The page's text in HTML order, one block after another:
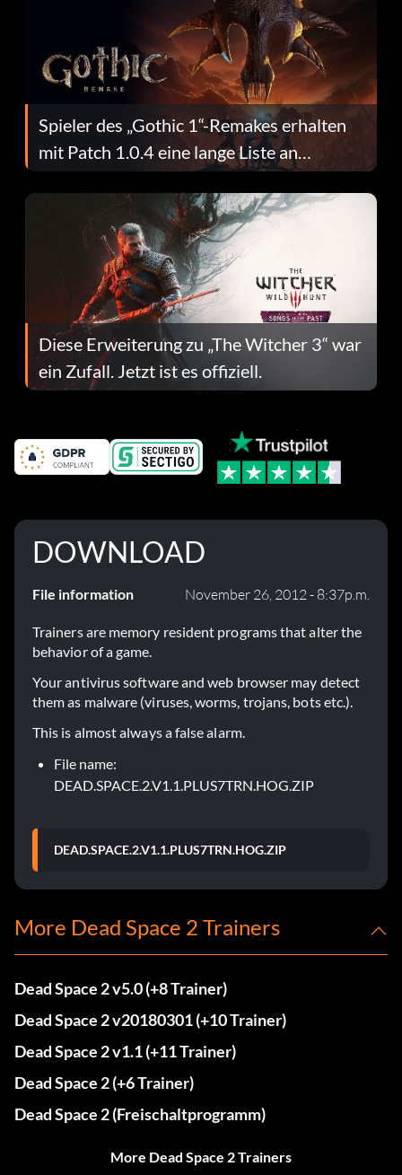
Spieler des „Gothic 1“-Remakes erhalten
mit Patch 1.0.4 eine lange Liste an
Fehlerbehebungen
Diese Erweiterung zu „The Witcher 3“ war
ein Zufall. Jetzt ist es offiziell.
DOWNLOAD
File information November 26, 2012 - 8:37p.m.
Trainers are memory resident programs that alter the
behavior of a game.
Your antivirus software and web browser may detect
them as malware (viruses, worms, trojans, bots etc.).
This is almost always a false alarm.
File name:
DEAD.SPACE.2.V1.1.PLUS7TRN.HOG.ZIP
DEAD.SPACE.2.V1.1.PLUS7TRN.HOG.ZIP
More Dead Space 2 Trainers
Dead Space 2 v5.0 (+8 Trainer)
Dead Space 2 v20180301 (+10 Trainer)
Dead Space 2 v1.1 (+11 Trainer)
Dead Space 2 (+6 Trainer)
Dead Space 2 (Freischaltprogramm)
More Dead Space 2 Trainers